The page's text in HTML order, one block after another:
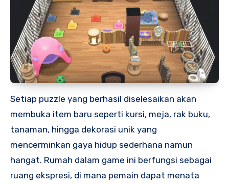
Setiap puzzle yang berhasil diselesaikan akan
membuka item baru seperti kursi, meja, rak buku,
tanaman, hingga dekorasi unik yang
mencerminkan gaya hidup sederhana namun
hangat. Rumah dalam game ini berfungsi sebagai
ruang ekspresi, di mana pemain dapat menata